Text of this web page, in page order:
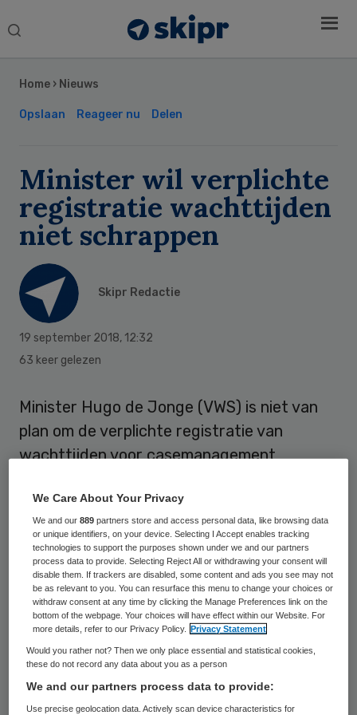
Search
Home › Nieuws
Opslaan Reageer nu Delen
Minister wil verplichte
registratie wachttijden
niet schrappen
Skipr Redactie
19 september 2018, 12:32
63 keer gelezen
Minister Hugo de Jonge (VWS) is niet van
plan om de verplichte registratie van
wachttijden voor casemanagement
oproepen daartoe van de
brancheorganisaties ActiZ en BTN. Dit blijkt
uit een brief van De Jonge aan de Tweede
Kamer.
Vanaf 1 december 2018 moeten aanbieders
van langdurige zorg verplicht de
wachttijden aanleveren, in het kader van de
Regeling transparantie zorgaanbieders
casemanagement dementie die de
Sidebar
We Care About Your Privacy
We and our889 partners store and access personal data, like browsing data
or unique identifiers, on your device. Selecting I Accept enables tracking
technologies to support the purposes shown under we and our partners
process data to provide. Selecting Reject All or withdrawing your consent will
disable them. If trackers are disabled, some content and ads you see may not
be as relevant to you. You can resurface this menu to change your choices or
withdraw consent at any time by clicking the Manage Preferences link on the
bottom of the webpage. Your choices will have effect within our Website. For
more details, refer to our Privacy Policy.
Privacy Statement
Would you rather not? Then we only place essential and statistical cookies,
these do not record any data about you as a person
We and our partners process data to provide:
Use precise geolocation data. Actively scan device characteristics for